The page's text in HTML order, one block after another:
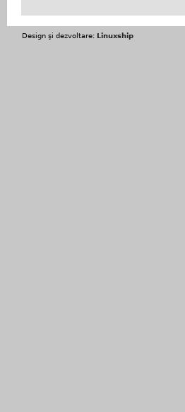
Design şi dezvoltare: Linuxship